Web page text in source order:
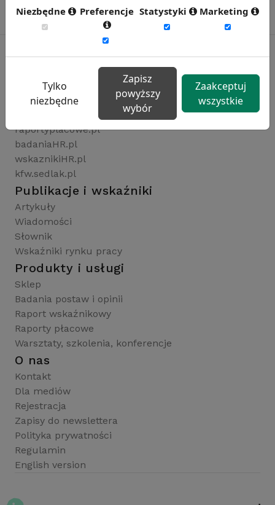
Rynekpracy.pl
sedlak.pl
raportyplacowe.pl
badaniaHR.pl
wskaznikiHR.pl
kfw.sedlak.pl
Publikacje i wskaźniki
Artykuły
Wiadomości
Słownik
Wskaźniki rynku pracy
Produkty i usługi
Sklep
Badania postaw i opinii
Raport wskaźnikowy
Raporty płacowe
Warsztaty, szkolenia, konferencje
O nas
Kontakt
Dla mediów
Rejestracja
Zapisy do newslettera
Polityka prywatności
Regulamin
English version
Niezbędne Preferencje Statystyki Marketing
Tylko
niezbędne
Zapisz
powyższy
wybór
Zaakceptuj
wszystkie